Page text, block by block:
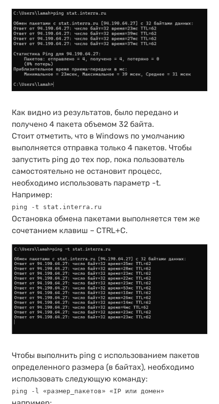
Как видно из результатов, было передано и
получено 4 пакета объемом 32 байта.
Стоит отметить, что в Windows по умолчанию
выполняется отправка только 4 пакетов. Чтобы
запустить ping до тех пор, пока пользователь
самостоятельно не остановит процесс,
необходимо использовать параметр -t.
Например:
ping -t stat.interra.ru
Остановка обмена пакетами выполняется тем же
сочетанием клавиш – CTRL+C.
Чтобы выполнить ping с использованием пакетов
определенного размера (в байтах), необходимо
использовать следующую команду:
ping -l «размер_пакетов» «IP или домен»